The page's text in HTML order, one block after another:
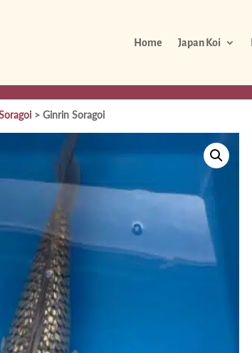
Home Japan Koi
> Ginrin Soragoi